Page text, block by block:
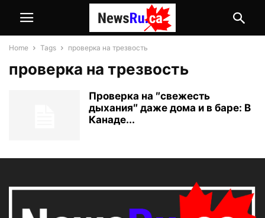
Home Tags проверка на трезвость
проверка на трезвость
Проверка на ″свежесть
дыхания″ даже дома и в баре: В
Канаде...